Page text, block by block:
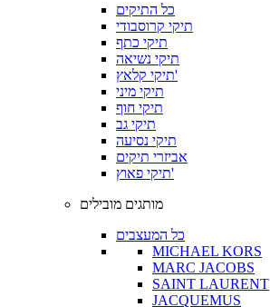
כל התיקים
תיקי קרוסבודי
תיקי כתף
תיקי נשיאה
תיקי קלאץ'
תיקי מיני
תיקי חוף
תיקי גב
תיקי נסיעה
אביזרי תיקים
תיקי פאוץ'
מותגים מובילים
כל המעצבים
MICHAEL KORS
MARC JACOBS
SAINT LAURENT
JACQUEMUS